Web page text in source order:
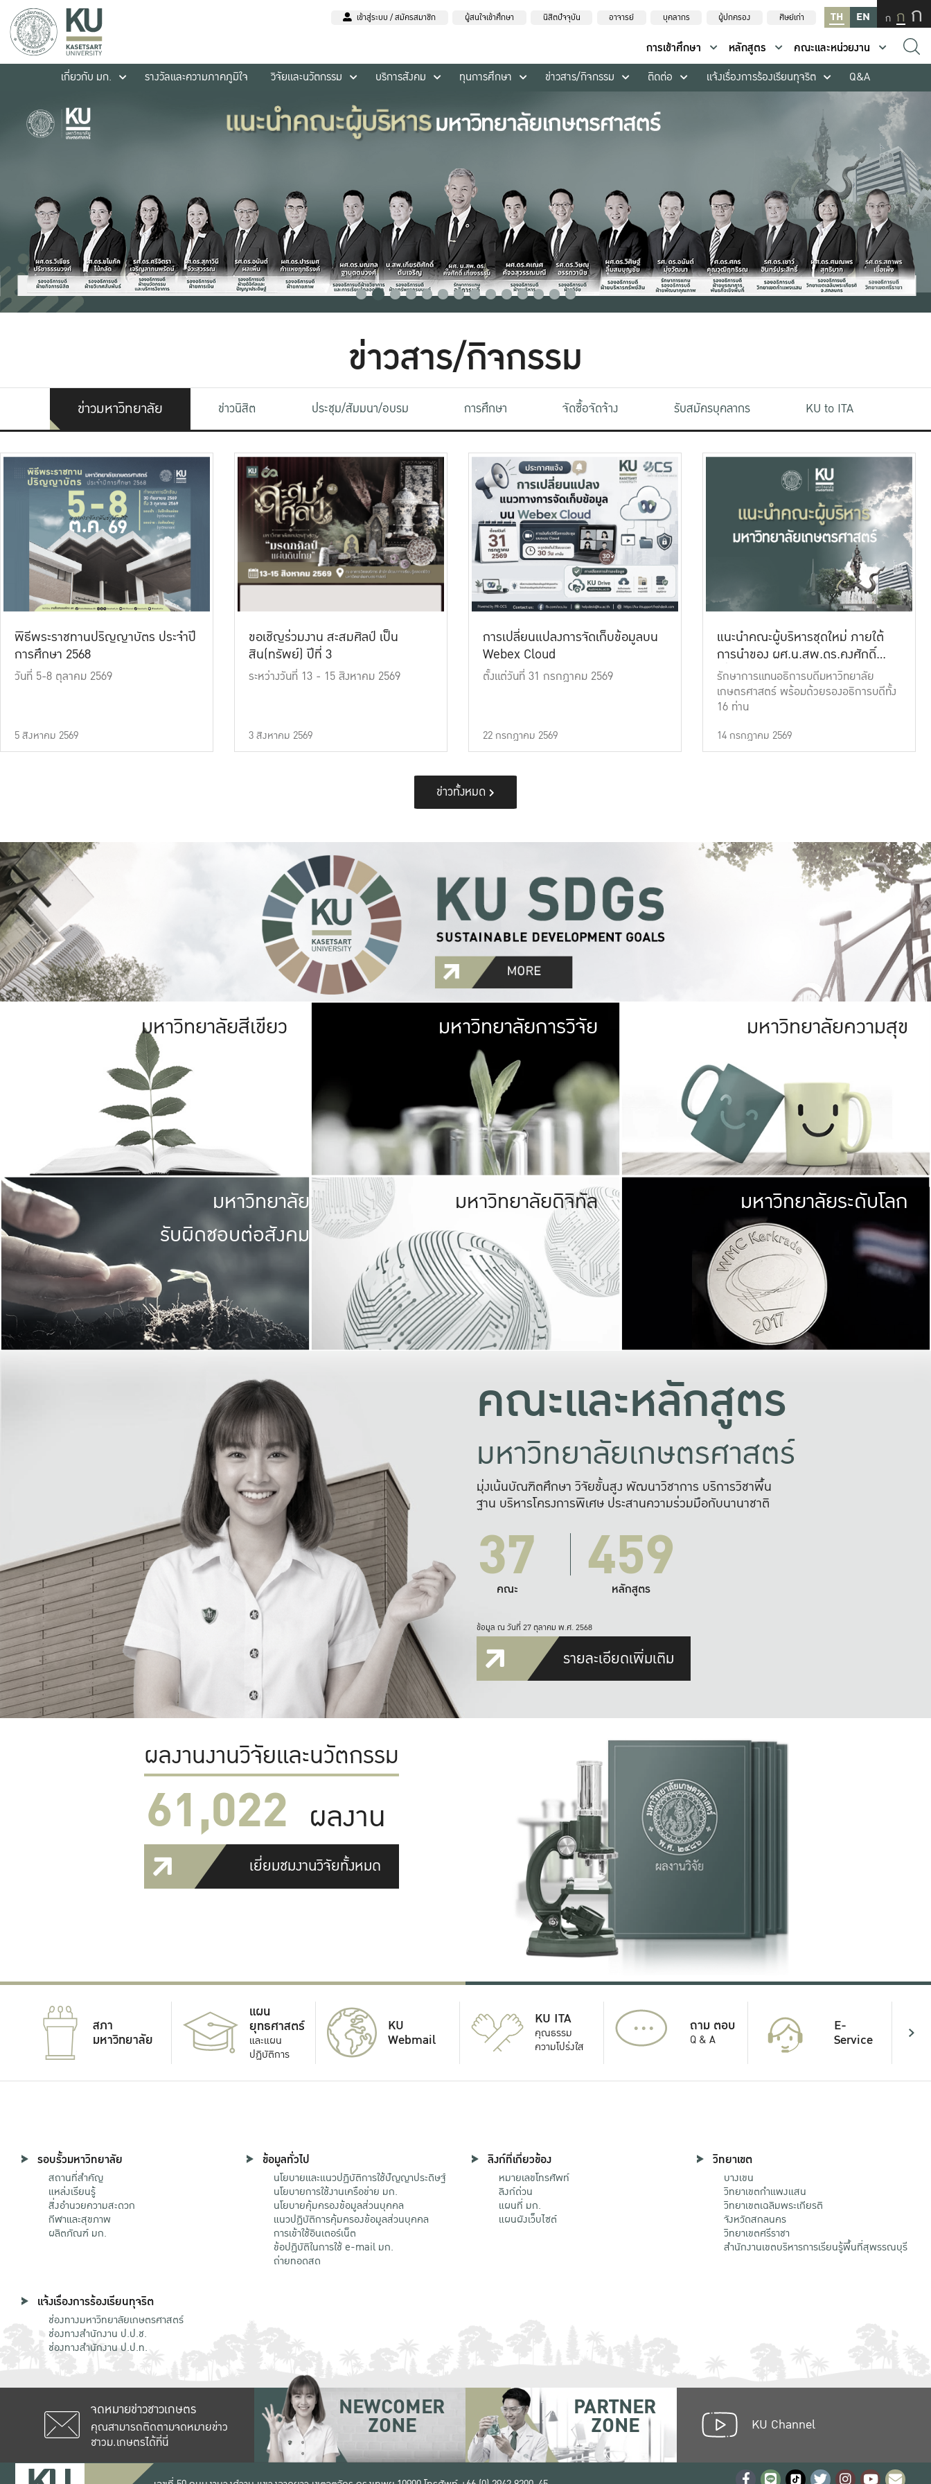
เข้าสู่ระบบ / สมัครสมาชิก ผู้สนใจเข้าศึกษา นิสิตปัจจุบัน อาจารย์ บุคลากร ผู้ปกครอง ศิษย์เก่า TH EN ก ก ก
การเข้าศึกษา หลักสูตร
คณะและหน่วยงาน
เกี่ยวกับ มก.
รางวัลและความภาคภูมิใจ วิจัยและนวัตกรรม บริการสังคม ทุนการศึกษา ข่าวสาร/กิจกรรม ติดต่อ แจ้งเรื่องการร้องเรียนทุจริต Q&A
ข่าวสาร/กิจกรรม
ข่าวมหาวิทยาลัย ข่าวนิสิต ประชุม/สัมมนา/อบรม การศึกษา จัดซื้อจัดจ้าง รับสมัครบุคลากร KU to ITA
พิธีพระราชทานปริญญาบัตร ประจำปี
การศึกษา 2568
วันที่ 5-8 ตุลาคม 2569
5 สิงหาคม 2569
ขอเชิญร่วมงาน สะสมศิลป์ เป็น
สิน(ทรัพย์) ปีที่ 3
ระหว่างวันที่ 13 - 15 สิงหาคม 2569
3 สิงหาคม 2569
การเปลี่ยนแปลงการจัดเก็บข้อมูลบน
Webex Cloud
ตั้งแต่วันที่ 31 กรกฎาคม 2569
22 กรกฎาคม 2569
แนะนำคณะผู้บริหารชุดใหม่ ภายใต้
การนำของ ผศ.น.สพ.ดร.คงศักดิ์
เที่ยงธรรม
รักษาการแทนอธิการบดีมหาวิทยาลัย
เกษตรศาสตร์ พร้อมด้วยรองอธิการบดีทั้ง
16 ท่าน
14 กรกฎาคม 2569
ข่าวทั้งหมด
มหาวิทยาลัยสีเขียว มหาวิทยาลัย
เกษตรศาสตร์ มีพื้นที่เขียวสดใส หนาแน่น
เป็นป่าในเมือง (URBAN FOREST)
เกษตรในเมือง (URBAN AGRICULTURE)
ที่นับรวมกันได้ประมาณ 1,400 ไร่
มหาวิทยาลัยการวิจัย มหาวิทยาลัย
ให้กับประชาชน
มหาวิทยาลัยความสุข
มหาวิทยาลัย
รับผิดชอบต่อสังคม
มหาวิทยาลัยรับผิดชอบต่อสังคม
ร่วมมือกับชุมชน เพื่อความกินดีอยู่ดี
และความสุขอย่างยั่งยืน
มองปัญหาในภาพกว้าง
แก้ไขจากปัญหาจุดเล็กๆ
มหาวิทยาลัยดิจิทัล มหาวิทยา
พร้อมที่จ
และผลักดันในการใช้ระบบส
เพื่อการทำงานแ
มหาวิทยาลัยระดับโลก
คณะและหลักสูตร
มหาวิทยาลัยเกษตรศาสตร์
มุ่งเน้นบัณฑิตศึกษา วิจัยขั้นสูง พัฒนาวิชาการ บริการวิชาพื้น
ฐาน บริหารโครงการพิเศษ ประสานความร่วมมือกับนานาชาติ
37
คณะ 459
หลักสูตร
ข้อมูล ณ วันที่ 27 ตุลาคม พ.ศ. 2568
รายละเอียดเพิ่มเติม
ผลงานงานวิจัยและนวัตกรรม
61,022 ผลงาน
เยี่ยมชมงานวิจัยทั้งหมด
สภา
มหาวิทยาลัย
แผน
ยุทธศาสตร์
และแผน
ปฏิบัติการ
KU
Webmail
KU ITA
คุณธรรม
ความโปร่งใส
... ถาม ตอบ
Q & A
E-
Service
รอบรั้วมหาวิทยาลัย
สถานที่สำคัญ
แหล่งเรียนรู้
สิ่งอำนวยความสะดวก
กีฬาและสุขภาพ
ผลิตภัณฑ์ มก.
ข้อมูลทั่วไป
นโยบายและแนวปฏิบัติการใช้ปัญญาประดิษฐ์
นโยบายการใช้งานเครือข่าย มก.
นโยบายคุ้มครองข้อมูลส่วนบุคคล
แนวปฏิบัติการคุ้มครองข้อมูลส่วนบุคคล
การเข้าใช้อินเตอร์เน็ต
ข้อปฏิบัติในการใช้ e-mail มก.
ถ่ายทอดสด
ลิงก์ที่เกี่ยวข้อง
หมายเลขโทรศัพท์
ลิงก์ด่วน
แผนที่ มก.
แผนผังเว็บไซต์
วิทยาเขต
บางเขน
วิทยาเขตกําแพงแสน
วิทยาเขตเฉลิมพระเกียรติ
จังหวัดสกลนคร
วิทยาเขตศรีราชา
สำนักงานเขตบริหารการเรียนรู้พื้นที่สุพรรณบุรี
แจ้งเรื่องการร้องเรียนทุจริต
ช่องทางมหาวิทยาลัยเกษตรศาสตร์
ช่องทางสำนักงาน ป.ป.ช.
ช่องทางสำนักงาน ป.ป.ท.
จดหมายข่าวชาวเกษตร
คุณสามารถติดตามจดหมายข่าว
ชาวม.เกษตรได้ที่นี่
NEWCOMER
ZONE
PARTNER
ZONE KU Channel